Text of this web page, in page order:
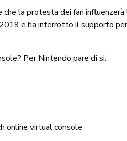
la protesta dei fan
e ha interrotto il supporto
Per Nintendo pare di si.
online virtual console